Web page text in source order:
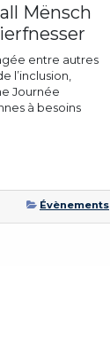
Mënsch
entre autres
l’inclusion,
Journée
à besoins
Évènements